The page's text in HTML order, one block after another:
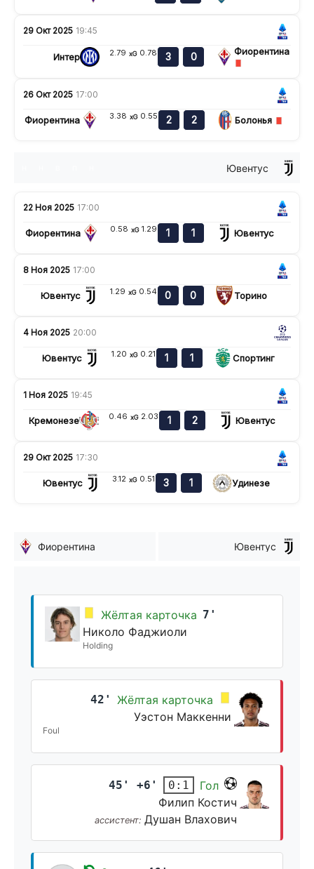
29 Окт 2025 19:45
Интер 2.79 xG 0.78 3 0 Фиорентина
26 Окт 2025 17:00
Фиорентина 3.38 xG 0.55 2 2 Болонья
Ювентус
22 Ноя 2025 17:00
Фиорентина 0.58 xG 1.29 1 1 Ювентус
8 Ноя 2025 17:00
Ювентус 1.29 xG 0.54 0 0 Торино
4 Ноя 2025 20:00
Ювентус 1.20 xG 0.21 1 1 Спортинг
1 Ноя 2025 19:45
Кремонезе 0.46 xG 2.03 1 2 Ювентус
29 Окт 2025 17:30
Ювентус 3.12 xG 0.51 3 1 Удинезе
Фиорентина Ювентус
Жёлтая карточка 7'
Николо Фаджиоли
Holding
42'
Жёлтая карточка
Уэстон Маккенни
Foul
45' +6' 0:1
Гол
Филип Костич
ассистент:Душан Влахович